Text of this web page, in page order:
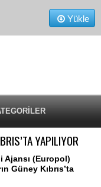
Yükle
YAPILIYOR
(Europol)
Güney Kıbrıs’ta